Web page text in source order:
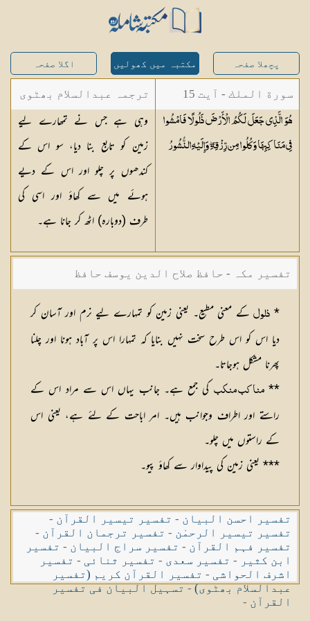
پچھلا صفحہ مکتبہ میں کھولیں اگلا صفحہ
سورة الملك - آیت 15
هُوَ الَّذِي جَعَلَ لَكُمُ الْأَرْضَ ذَلُولًا فَامْشُوا
فِي مَنَاكِبِهَا وَكُلُوا مِن رِّزْقِهِ ۖ وَإِلَيْهِالنُّشُورُ
ترجمہ عبدالسلام بھٹوی
- عبدالسلام بن محمد
وہی ہے جس نے تمھارے لیے
زمین کو تابع بنا دیا، سو اس کے
کندھوں پر چلو اور اس کے دیے
ہوئے میں سے کھاؤ اور اسی کی
طرف (دوبارہ) اٹھ کر جانا ہے۔
تفسیر مکہ - حافظ صلاح الدین یوسف حافظ
* ذلولکے معنی مطیع۔ یعنی زمین کو تمہارے لیے نرم اور آسان کر
دیا اس کو اس طرح سخت نہیں بنایا کہ تمہارا اس پر آباد ہونا اور چلنا
پھرنا مشکل ہوجاتا۔
**مناکب منکب کی جمع ہے۔ جانب یہاں اس سے مراد اس کے
راستے اور اطراف وجوانب ہیں۔ امر اباحت کے لئے ہے، یعنی اس
کے راستوں میں چلو۔
*** یعنی زمین کی پیداوار سے کھاؤ پیو۔
تفسیر احسن البیان - تفسیر تیسیر القرآن -
تفسیر تیسیر الرحمٰن - تفسیر ترجمان القرآن -
تفسیر فہم القرآن - تفسیر سراج البیان - تفسیر
ابن کثیر - تفسیر سعدی - تفسیر ثنائی - تفسیر
اشرف الحواشی - تفسیر القرآن کریم (تفسیر
عبدالسلام بھٹوی)-تسہیل البیان فی تفسیر
القرآن -